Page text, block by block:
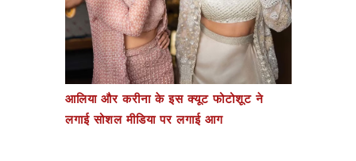
आलिया और करीना के इस क्यूट फोटोशूट ने
लगाई सोशल मीडिया पर लगाई आग